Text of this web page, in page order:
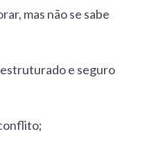
mas não se sabe
e seguro